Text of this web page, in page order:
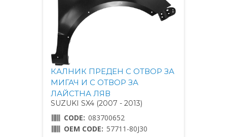
КАЛНИК ПРЕДЕН С ОТВОР ЗА
МИГАЧ И С ОТВОР ЗА
ЛАЙСТНА ЛЯВ
SUZUKI SX4 (2007 - 2013)
CODE: 083700652
OEM CODE: 57711-80J30